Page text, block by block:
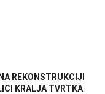
REKONSTRUKCIJI
KRALJA TVRTKA